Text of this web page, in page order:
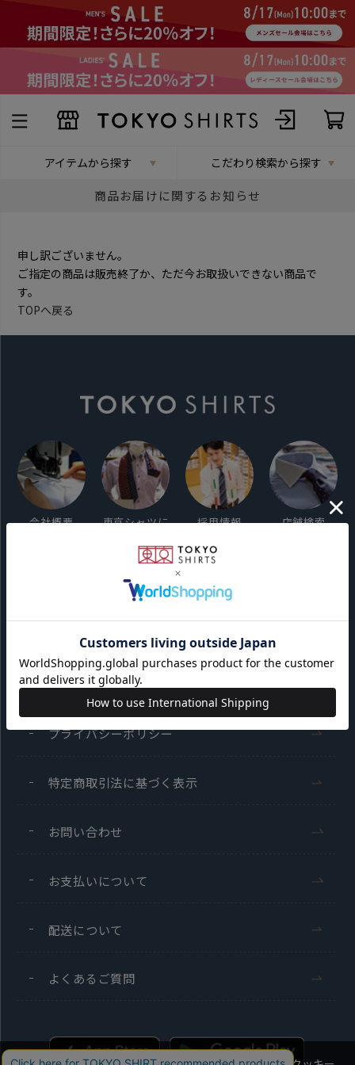
アイテムから探す こだわり検索から探す
商品お届けに関するお知らせ
申し訳ございません。
ご指定の商品は販売終了か、ただ今お取扱いできない商品で
す。
TOPへ戻る
会社概要
東京シャツに
採用情報 店舗検索
ご利用ガイド
サイト利用規約
会員利用規約
プライバシーポリシー
特定商取引法に基づく表示
お問い合わせ
お支払いについて
配送について
よくあるご質問